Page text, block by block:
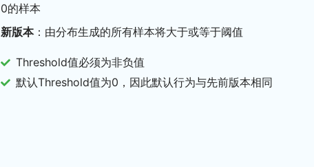
0的样本
新版本：由分布生成的所有样本将大于或等于阈值
Threshold值必须为非负值
默认Threshold值为0，因此默认行为与先前版本相同